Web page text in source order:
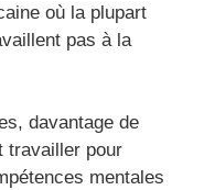
où la plupart
pas à la
davantage de
travailler pour
mentales